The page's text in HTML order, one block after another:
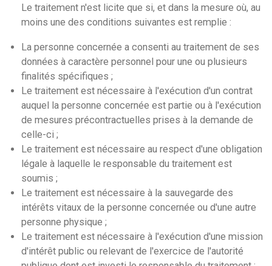
Le traitement n'est licite que si, et dans la mesure où, au
moins une des conditions suivantes est remplie :
La personne concernée a consenti au traitement de ses
données à caractère personnel pour une ou plusieurs
finalités spécifiques ;
Le traitement est nécessaire à l'exécution d'un contrat
auquel la personne concernée est partie ou à l'exécution
de mesures précontractuelles prises à la demande de
celle-ci ;
Le traitement est nécessaire au respect d'une obligation
légale à laquelle le responsable du traitement est
soumis ;
Le traitement est nécessaire à la sauvegarde des
intérêts vitaux de la personne concernée ou d'une autre
personne physique ;
Le traitement est nécessaire à l'exécution d'une mission
d'intérêt public ou relevant de l'exercice de l'autorité